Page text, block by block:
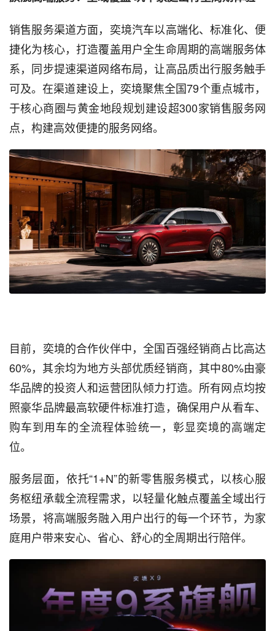
销售服务渠道方面，奕境汽车以高端化、标准化、便
捷化为核心，打造覆盖用户全生命周期的高端服务体
系，同步提速渠道网络布局，让高品质出行服务触手
可及。在渠道建设上，奕境聚焦全国79个重点城市，
于核心商圈与黄金地段规划建设超300家销售服务网
点，构建高效便捷的服务网络。
目前，奕境的合作伙伴中，全国百强经销商占比高达
60%，其余均为地方头部优质经销商，其中80%由豪
华品牌的投资人和运营团队倾力打造。所有网点均按
照豪华品牌最高软硬件标准打造，确保用户从看车、
购车到用车的全流程体验统一，彰显奕境的高端定
位。
服务层面，依托“1+N”的新零售服务模式，以核心服
务枢纽承载全流程需求，以轻量化触点覆盖全域出行
场景，将高端服务融入用户出行的每一个环节，为家
庭用户带来安心、省心、舒心的全周期出行陪伴。